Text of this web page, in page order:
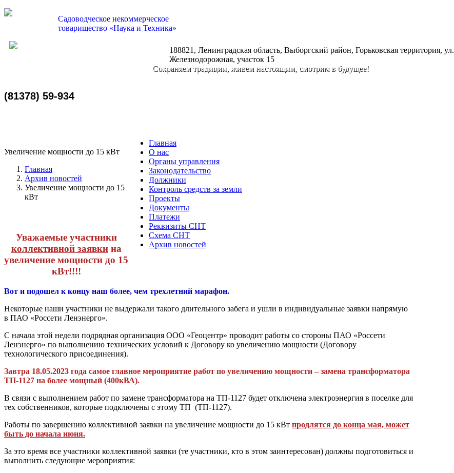
Садоводческое некоммерческое
товарищество «Наука и Техника»
188821, Ленинградская область, Выборгский район, Горьковская территория, ул.
Железнодорожная, участок 15
Сохраняем традиции, живем настоящим, смотрим в будущее!
(81378) 59-934
Главная
О нас
Органы управления
Законодательство
Должники
Контроль средств за земли
Проекты
Документы
Платежи
Реквизиты СНТ
Схема СНТ
Архив новостей
Увеличение мощности до 15 кВт
Главная
Архив новостей
Увеличение мощности до 15
кВт
Уважаемые участники
коллективной заявкина
увеличение мощности до 15
кВт!!!!
Вот и подошел к концу наш более, чем трехлетний марафон.
Некоторые наши участники не выдержали такого длительного забега и ушли в индивидуальные заявки напрямую
в ПАО «Россети Ленэнерго».
С начала этой недели подрядная организация ООО «Геоцентр» проводит работы со стороны ПАО «Россети
Ленэнерго» по выполнению технических условий к Договору ко увеличению мощности (Договору
технологического присоединения).
Завтра 18.05.2023 года самое главное мероприятие работ по увеличению мощности – замена трансформатора
ТП-1127 на более мощный (400кВА).
В связи с выполнением работ по замене трансформатора на ТП-1127 будет отключена электроэнергия в поселке для
тех собственников, которые подключены с этому ТП (ТП-1127).
Работы по завершению коллективной заявки на увеличение мощности до 15 кВт продлятся до конца мая, может
быть до начала июня.
За это время все участники коллективной заявки (те участники, кто в этом заинтересован) должны подготовиться и
выполнить следующие мероприятия: